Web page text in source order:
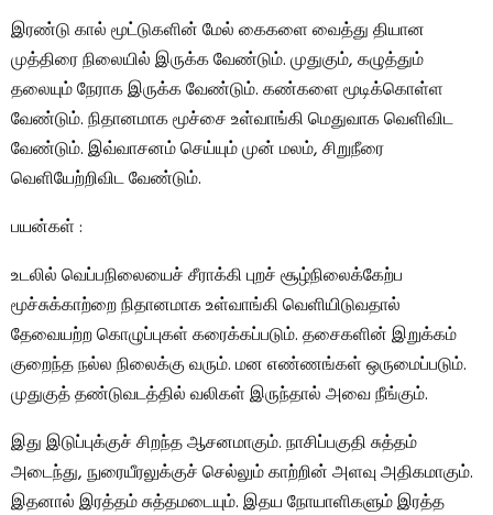
இரண்டு கால் மூட்டுகளின் மேல் கைகளை வைத்து தியான
முத்திரை நிலையில் இருக்க வேண்டும். முதுகும், கழுத்தும்
தலையும் நேராக இருக்க வேண்டும். கண்களை மூடிக்கொள்ள
வேண்டும். நிதானமாக மூச்சை உள்வாங்கி மெதுவாக வெளிவிட
வேண்டும். இவ்வாசனம் செய்யும் முன் மலம், சிறுநீரை
வெளியேற்றிவிட வேண்டும்.
பயன்கள் :
உடலில் வெப்பநிலையைச் சீராக்கி புறச் சூழ்நிலைக்கேற்ப
மூச்சுக்காற்றை நிதானமாக உள்வாங்கி வெளியிடுவதால்
தேவையற்ற கொழுப்புகள் கரைக்கப்படும். தசைகளின் இறுக்கம்
குறைந்த நல்ல நிலைக்கு வரும். மன எண்ணங்கள் ஒருமைப்படும்.
முதுகுத் தண்டுவடத்தில் வலிகள் இருந்தால் அவை நீங்கும்.
இது இடுப்புக்குச் சிறந்த ஆசனமாகும். நாசிப்பகுதி சுத்தம்
அடைந்து, நுரையீரலுக்குச் செல்லும் காற்றின் அளவு அதிகமாகும்.
இதனால் இரத்தம் சுத்தமடையும். இதய நோயாளிகளும் இரத்த